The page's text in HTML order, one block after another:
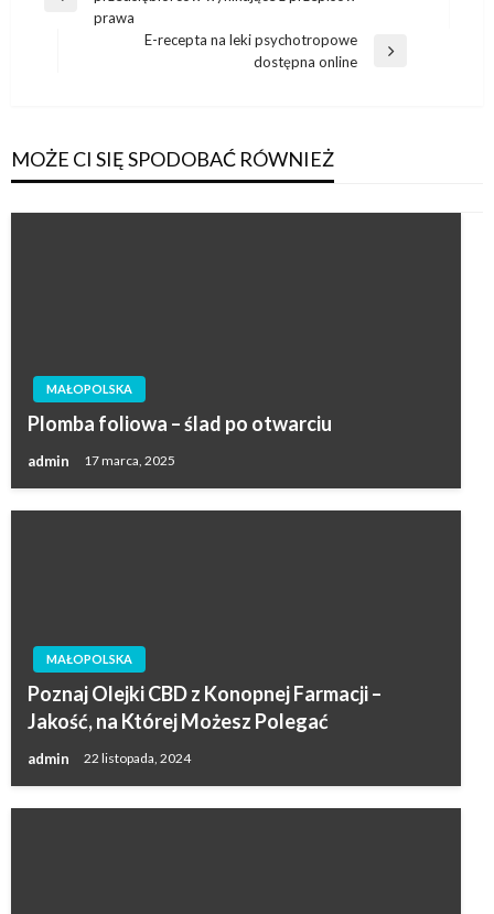
wpisu
Poprzedni
prawa
E-recepta na leki psychotropowe
dostępna online
MOŻE CI SIĘ SPODOBAĆ RÓWNIEŻ
MAŁOPOLSKA
Plomba foliowa – ślad po otwarciu
admin 17 marca, 2025
MAŁOPOLSKA
Poznaj Olejki CBD z Konopnej Farmacji –
Jakość, na Której Możesz Polegać
admin 22 listopada, 2024